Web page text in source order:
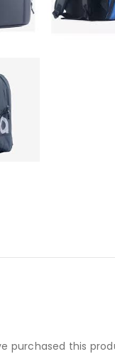
purchased this